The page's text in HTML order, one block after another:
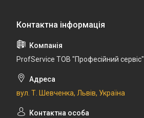
ProfService ТОВ "Професійний сервіс"
вул. Т. Шевченка, Львів, Україна